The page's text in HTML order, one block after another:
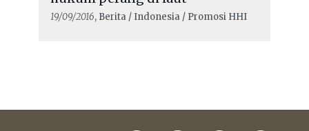
19/09/2016, Berita / Indonesia / Promosi HHI